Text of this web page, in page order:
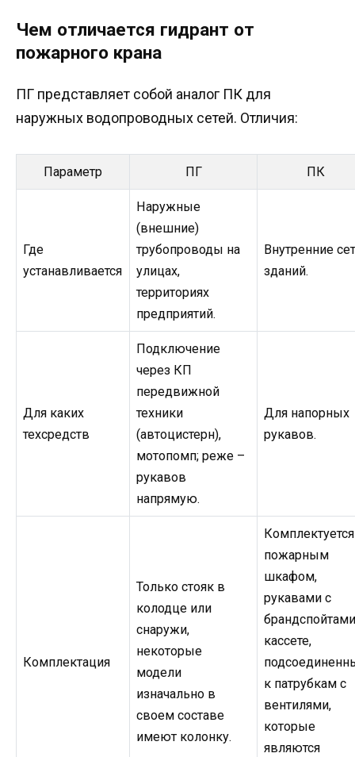
Чем отличается гидрант от
пожарного крана
ПГ представляет собой аналог ПК для
наружных водопроводных сетей. Отличия:
Параметр ПГ ПК
Где
устанавливается
Наружные
(внешние)
трубопроводы на
улицах,
территориях
предприятий.
Внутренние
зданий.
Для каких
техсредств
Подключение
через КП
передвижной
техники
(автоцистерн),
мотопомп; реже –
рукавов
напрямую.
Для напорных
рукавов.
Комплектация
Только стояк в
колодце или
снаружи,
некоторые
модели
изначально в
своем составе
имеют колонку.
Комплектуется
пожарным
шкафом,
рукавами с
кассете,
к патрубкам с
вентилями,
которые
являются